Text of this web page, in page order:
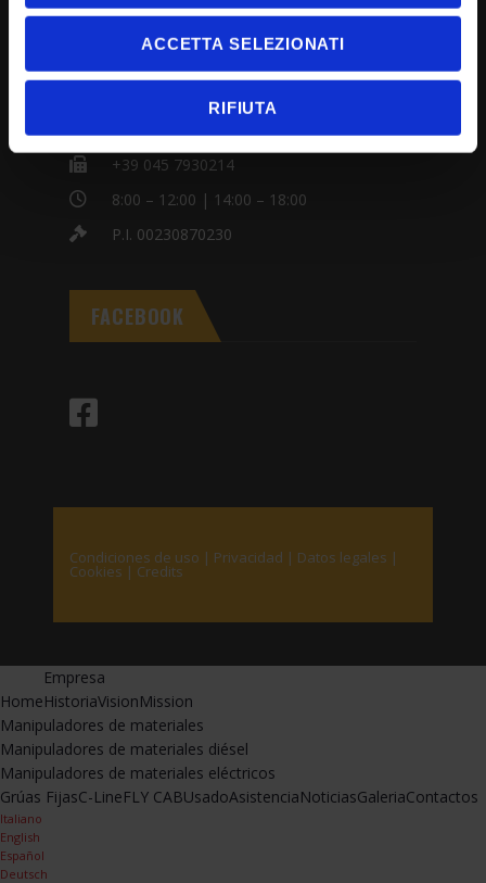
ACCETTA SELEZIONATI
RIFIUTA
+39 045 7930007
+39 045 7930214
8:00 – 12:00 | 14:00 – 18:00
P.I. 00230870230
FACEBOOK
Condiciones de uso | Privacidad | Datos legales |
Cookies | Credits
Home
Empresa
HistoriaVisionMission
Manipuladores de materiales
Manipuladores de materiales diésel
Manipuladores de materiales eléctricos
Grúas FijasC-LineFLY CABUsadoAsistenciaNoticiasGaleriaContactos
Italiano
English
Español
Deutsch